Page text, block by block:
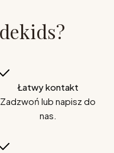
Łatwy kontakt
Zadzwoń lub napisz do
nas.